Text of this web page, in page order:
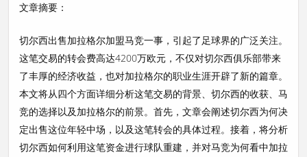
文章摘要：
切尔西出售加拉格尔加盟马竞一事，引起了足球界的广泛关注。
这笔交易的转会费高达4200万欧元，不仅对切尔西俱乐部带来
了丰厚的经济收益，也对加拉格尔的职业生涯开辟了新的篇章。
本文将从四个方面详细分析这笔交易的背景、切尔西的收获、马
竞的选择以及加拉格尔的前景。首先，文章会阐述切尔西为何决
定出售这位年轻中场，以及这笔转会的具体过程。接着，将分析
切尔西如何利用这笔资金进行球队重建，并对马竞为何看中加拉